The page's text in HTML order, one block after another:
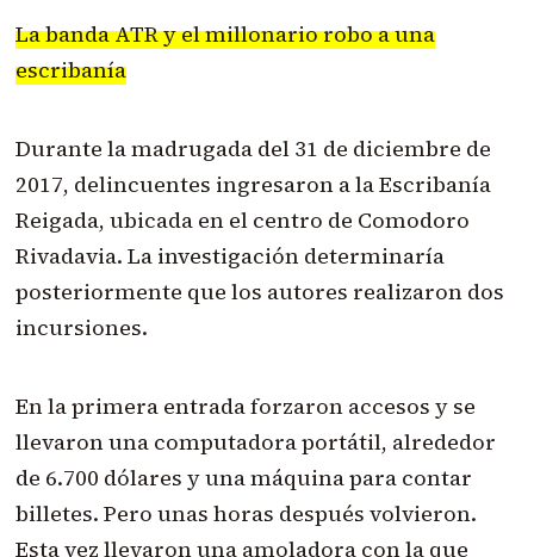
La banda ATR y el millonario robo a una
escribanía
Durante la madrugada del 31 de diciembre de
2017, delincuentes ingresaron a la Escribanía
Reigada, ubicada en el centro de Comodoro
Rivadavia. La investigación determinaría
posteriormente que los autores realizaron dos
incursiones.
En la primera entrada forzaron accesos y se
llevaron una computadora portátil, alrededor
de 6.700 dólares y una máquina para contar
billetes. Pero unas horas después volvieron.
Esta vez llevaron una amoladora con la que